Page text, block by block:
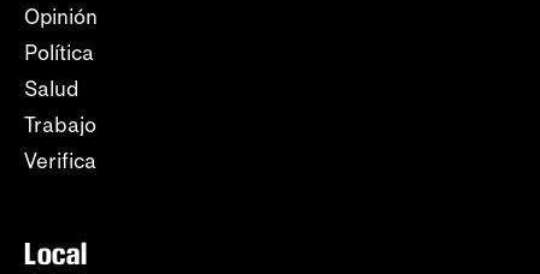
Opinión
Política
Salud
Trabajo
Verifica
Local